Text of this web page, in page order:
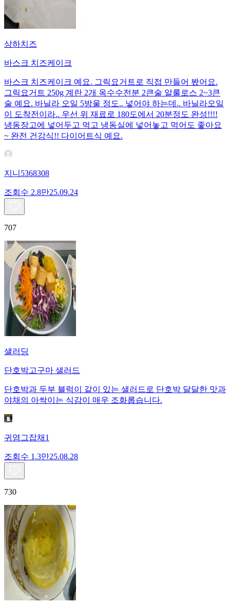
상하치즈
바스크 치즈케이크
바스크 치즈케이크 예요. 그릭요거트로 직접 만들어 봤어요.
그릭요거트 250g 계란 2개 옥수수전분 2큰술 알룰로스 2~3큰
술 예요. 바닐라 오일 5방울 정도.. 넣어야 하는데.. 바닐라오일
이 도착전이라.. 우선 위 재료로 180도에서 20분정도 완성!!!!
냉동장고에 넣어두고 먹고 냉동실에 넣어놓고 먹어도 좋아요
~ 완전 건강식!! 다이어트식 예요.
지니5368308
조회수 2.8만25.09.24
707
샐러딩
단호박고구마 샐러드
단호박과 두부 블럭이 같이 있는 샐러드로 단호박 달달한 맛과
야채의 아싹이는 식감이 매우 조화롭습니다.
귀염그잡채1
조회수 1.3만25.08.28
730